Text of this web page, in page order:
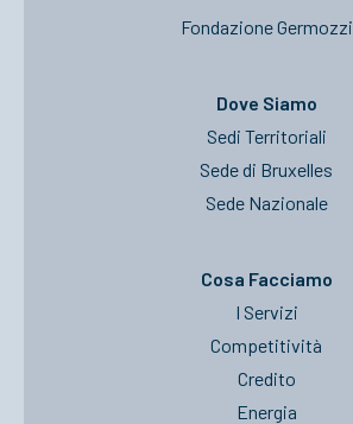
Fondazione Germozzi
Dove Siamo
Sedi Territoriali
Sede di Bruxelles
Sede Nazionale
Cosa Facciamo
I Servizi
Competitività
Credito
Energia